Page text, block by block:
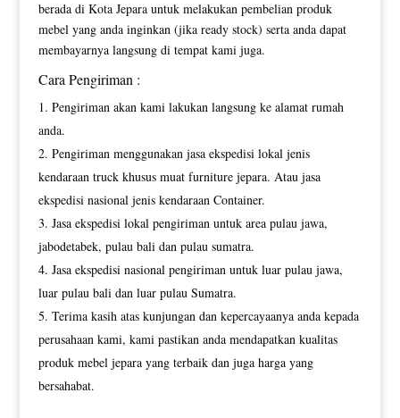
berada di Kota Jepara untuk melakukan pembelian produk
mebel yang anda inginkan (jika ready stock) serta anda dapat
membayarnya langsung di tempat kami juga.
Cara Pengiriman :
Pengiriman akan kami lakukan langsung ke alamat rumah
anda.
Pengiriman menggunakan jasa ekspedisi lokal jenis
kendaraan truck khusus muat furniture jepara. Atau jasa
ekspedisi nasional jenis kendaraan Container.
Jasa ekspedisi lokal pengiriman untuk area pulau jawa,
jabodetabek, pulau bali dan pulau sumatra.
Jasa ekspedisi nasional pengiriman untuk luar pulau jawa,
luar pulau bali dan luar pulau Sumatra.
Terima kasih atas kunjungan dan kepercayaanya anda kepada
perusahaan kami, kami pastikan anda mendapatkan kualitas
produk mebel jepara yang terbaik dan juga harga yang
bersahabat.